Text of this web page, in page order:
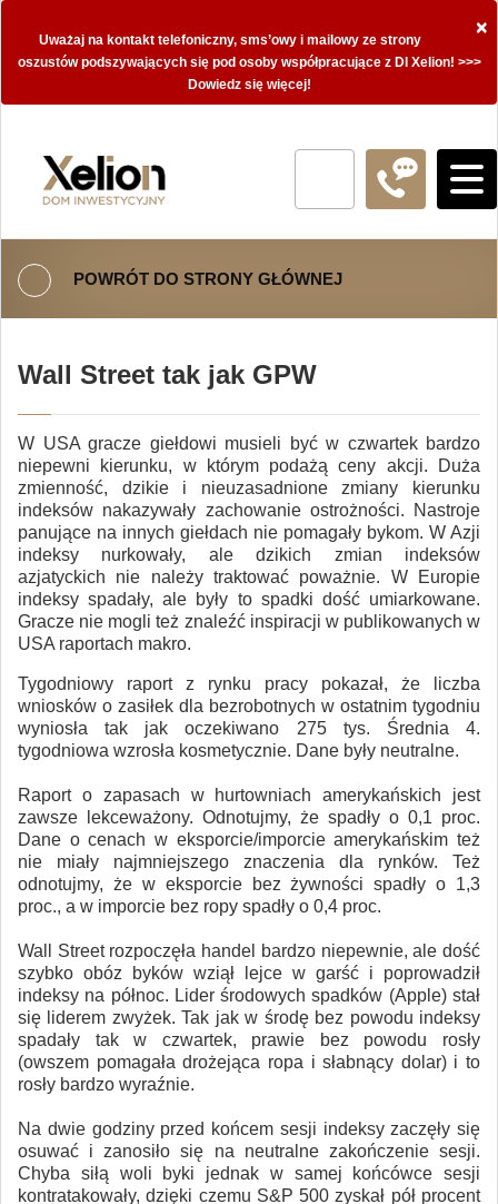
×
Uważaj na kontakt telefoniczny, sms’owy i mailowy ze strony
oszustów podszywających się pod osoby współpracujące z DI Xelion! >>>
Dowiedz się więcej!
POWRÓT DO STRONY GŁÓWNEJ
Wall Street tak jak GPW
W USA gracze giełdowi musieli być w czwartek bardzo
niepewni kierunku, w którym podażą ceny akcji. Duża
zmienność, dzikie i nieuzasadnione zmiany kierunku
indeksów nakazywały zachowanie ostrożności. Nastroje
panujące na innych giełdach nie pomagały bykom. W Azji
indeksy nurkowały, ale dzikich zmian indeksów
azjatyckich nie należy traktować poważnie. W Europie
indeksy spadały, ale były to spadki dość umiarkowane.
Gracze nie mogli też znaleźć inspiracji w publikowanych w
USA raportach makro.
Tygodniowy raport z rynku pracy pokazał, że liczba
wniosków o zasiłek dla bezrobotnych w ostatnim tygodniu
wyniosła tak jak oczekiwano 275 tys. Średnia 4.
tygodniowa wzrosła kosmetycznie. Dane były neutralne.
Raport o zapasach w hurtowniach amerykańskich jest
zawsze lekceważony. Odnotujmy, że spadły o 0,1 proc.
Dane o cenach w eksporcie/imporcie amerykańskim też
nie miały najmniejszego znaczenia dla rynków. Też
odnotujmy, że w eksporcie bez żywności spadły o 1,3
proc., a w imporcie bez ropy spadły o 0,4 proc.
Wall Street rozpoczęła handel bardzo niepewnie, ale dość
szybko obóz byków wziął lejce w garść i poprowadził
indeksy na północ. Lider środowych spadków (Apple) stał
się liderem zwyżek. Tak jak w środę bez powodu indeksy
spadały tak w czwartek, prawie bez powodu rosły
(owszem pomagała drożejąca ropa i słabnący dolar) i to
rosły bardzo wyraźnie.
Na dwie godziny przed końcem sesji indeksy zaczęły się
osuwać i zanosiło się na neutralne zakończenie sesji.
Chyba siłą woli byki jednak w samej końcówce sesji
kontratakowały, dzięki czemu S&P 500 zyskał pół procent